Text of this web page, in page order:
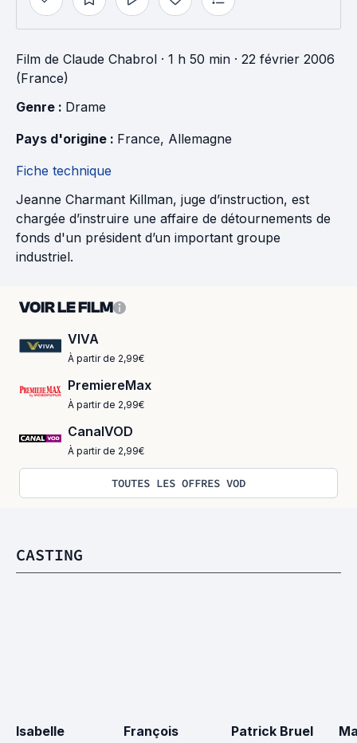
Film de Claude Chabrol · 1 h 50 min · 22 février 2006
(France)
Genre : Drame
Pays d'origine : France, Allemagne
Fiche technique
Jeanne Charmant Killman, juge d’instruction, est
chargée d’instruire une affaire de détournements de
fonds d'un président d’un important groupe
industriel.
VOIR LE FILM
VIVA
À partir de 2,99€
PremiereMax
À partir de 2,99€
CanalVOD
À partir de 2,99€
TOUTES LES OFFRES VOD
CASTING
Isabelle
François
Patrick Bruel